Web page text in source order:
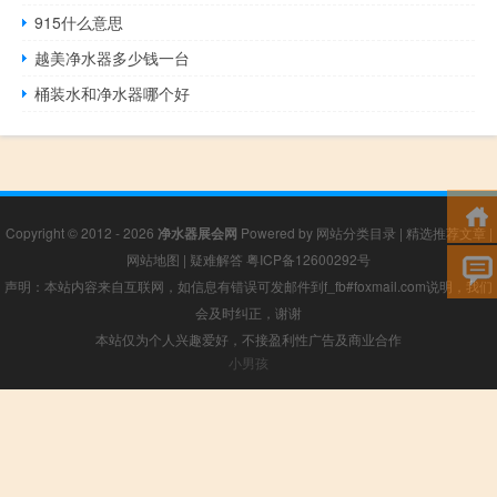
915什么意思
越美净水器多少钱一台
桶装水和净水器哪个好
Copyright © 2012 - 2026 净水器展会网 Powered by 网站分类目录 | 精选推荐文章|
网站地图 | 疑难解答 粤ICP备12600292号
声明：本站内容来自互联网，如信息有错误可发邮件到f_fb#foxmail.com说明，我们
会及时纠正，谢谢
本站仅为个人兴趣爱好，不接盈利性广告及商业合作
小男孩